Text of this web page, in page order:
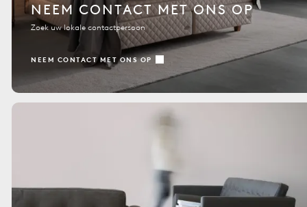
NEEM CONTACT MET ONS OP
Zoek uw lokale contactpersoon
NEEM CONTACT MET ONS OP